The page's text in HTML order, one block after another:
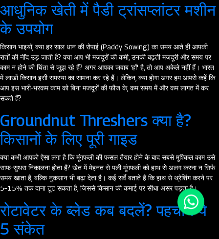
आधुनिक खेती में पैडी ट्रांसप्लांटर मशीन
के उपयोग
किसान भाइयों, क्या हर साल धान की रोपाई (Paddy Sowing) का समय आते ही आपकी
रातों की नींद उड़ जाती है? क्या आप भी मजदूरों की कमी, उनकी बढ़ती मजदूरी और समय पर
काम न होने की चिंता से जूझ रहे हैं? अगर आपका जवाब 'हाँ' है, तो आप अकेले नहीं हैं। भारत
में लाखों किसान इसी समस्या का सामना कर रहे हैं। लेकिन, क्या होगा अगर हम आपसे कहें कि
आप इस भारी-भरकम काम को बिना मजदूरों की फौज के, कम समय में और कम लागत में कर
सकते हैं?
Groundnut Threshers क्या है?
किसानों के लिए पूरी गाइड
क्या कभी आपको ऐसा लगा है कि मूंगफली की फसल तैयार होने के बाद सबसे मुश्किल काम उसे
साफ-सुथरा निकालना होता है? खेत में मेहनत से पली मूंगफली को हाथ से अलग करना न सिर्फ
समय खाता है, बल्कि नुकसान भी बढ़ा देता है। कई सर्वे बताते हैं कि हाथ से थ्रेशिंग करने पर
5–15% तक दाना टूट सकता है, जिससे किसान की कमाई पर सीधा असर पड़ता है।
रोटावेटर के ब्लेड कब बदलें? पहचानें ये
5 संकेत